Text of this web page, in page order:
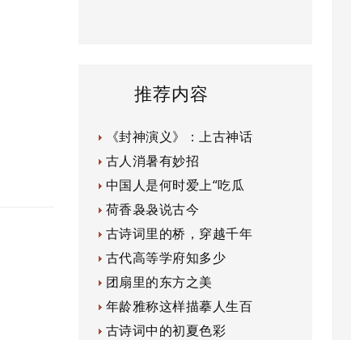
推荐内容
《封神演义》：上古神话
古人消暑有妙招
中国人是何时爱上“吃瓜
荷香袅袅说古今
古诗词里的桥，穿越千年
古代高等学府知多少
团扇里的东方之美
年龄雅称这样描摹人生百
古诗词中的初夏色彩